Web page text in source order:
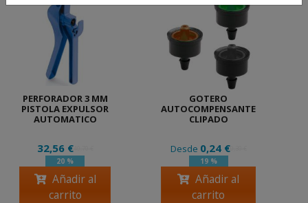
PERFORADOR 3 MM
PISTOLA EXPULSOR
AUTOMATICO
32,56 €40,70 €
20 %
Añadir al
carrito
GOTERO
AUTOCOMPENSANTE
CLIPADO
Desde 0,24 €0,30 €
19 %
Añadir al
carrito